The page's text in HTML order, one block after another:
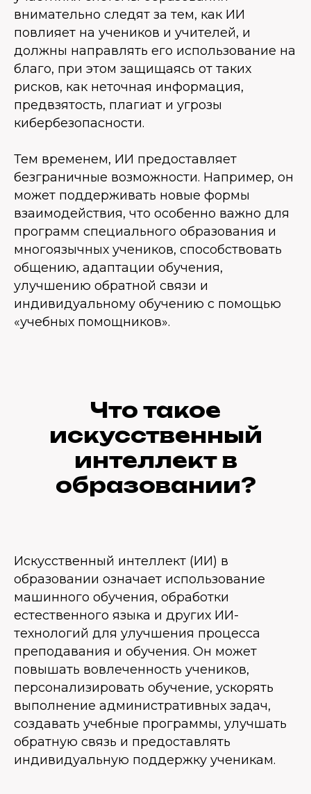
внимательно следят за тем, как ИИ
повлияет на учеников и учителей, и
должны направлять его использование на
благо, при этом защищаясь от таких
рисков, как неточная информация,
предвзятость, плагиат и угрозы
кибербезопасности.
Тем временем, ИИ предоставляет
безграничные возможности. Например, он
может поддерживать новые формы
взаимодействия, что особенно важно для
программ специального образования и
многоязычных учеников, способствовать
общению, адаптации обучения,
улучшению обратной связи и
индивидуальному обучению с помощью
«учебных помощников».
Что такое
искусственный
интеллект в
образовании?
Искусственный интеллект (ИИ) в
образовании означает использование
машинного обучения, обработки
естественного языка и других ИИ-
технологий для улучшения процесса
преподавания и обучения. Он может
повышать вовлеченность учеников,
персонализировать обучение, ускорять
выполнение административных задач,
создавать учебные программы, улучшать
обратную связь и предоставлять
индивидуальную поддержку ученикам.